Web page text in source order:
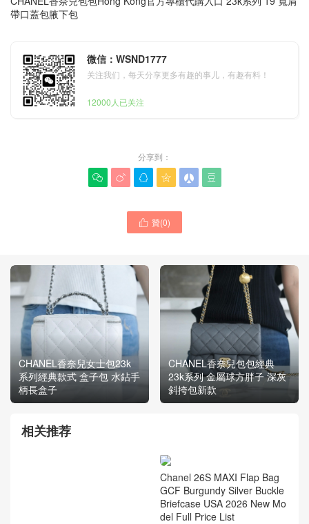
帶口蓋包腋下包
微信：WSND1777
关注我们，每天分享更多有趣的事儿，有趣有料！
12000人已关注
分享到：
     
 贊(0)
CHANEL香奈兒女士包23k
系列經典款式 盒子包 水鉆手
柄長盒子
CHANEL香奈兒包包經典
23k系列 金屬球方胖子 深灰
斜挎包新款
相关推荐
Chanel 26S MAXI Flap Bag
GCF Burgundy Silver Buckle
Briefcase USA 2026 New Mo
del Full Price List